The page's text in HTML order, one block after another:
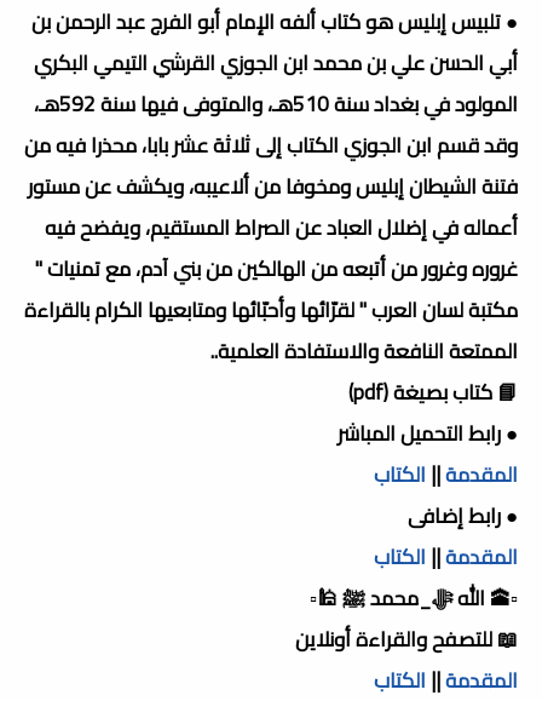
● تلبيس إبليس هو كتاب ألفه الإمام أبو الفرج عبد الرحمن بن
أبي الحسن علي بن محمد ابن الجوزي القرشي التيمي البكري
المولود في بغداد سنة 510هـ، والمتوفى فيها سنة 592هـ،
وقد قسم ابن الجوزي الكتاب إلى ثلاثة عشر بابا، محذرا فيه من
فتنة الشيطان إبليس ومخوفا من ألاعيبه، ويكشف عن مستور
أعماله في إضلال العباد عن الصراط المستقيم، ويفضح فيه
غروره وغرور من أتبعه من الهالكين من بني آدم، مع تمنيات "
مكتبة لسان العرب " لقرّائها وأحبّائها ومتابعيها الكرام بالقراءة
الممتعة النافعة والاستفادة العلمية..
📘 كتاب بصيغة (pdf)
● رابط التحميل المباشر
المقدمة||الكتاب
● رابط إضافى
المقدمة||الكتاب
▫️🕋 الله ﷻ_محمد ﷺ 🕌▫️
📖 للتصفح والقراءة أونلاين
المقدمة||الكتاب